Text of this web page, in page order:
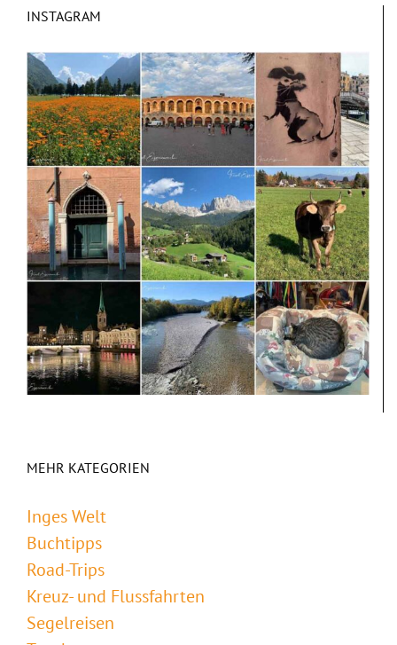
INSTAGRAM
MEHR KATEGORIEN
Inges Welt
Buchtipps
Road-Trips
Kreuz- und Flussfahrten
Segelreisen